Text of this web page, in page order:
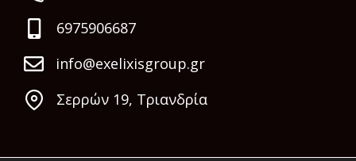
6975906687
info@exelixisgroup.gr
Σερρών 19, Τριανδρία